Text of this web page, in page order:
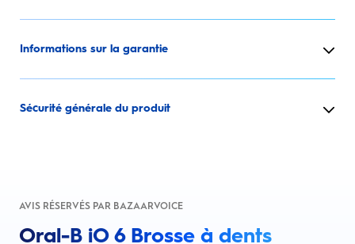
Informations sur la garantie
Sécurité générale du produit
AVIS RÉSERVÉS PAR BAZAARVOICE
Oral-B iO 6 Brosse à dents